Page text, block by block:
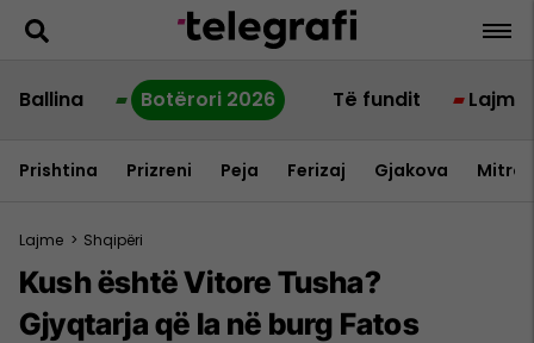
Ballina Botërori 2026 Të fundit Lajme
Prishtina Prizreni Peja Ferizaj Gjakova
Lajme > Shqipëri
Kush është Vitore Tusha?
Gjyqtarja që la në burg Fatos